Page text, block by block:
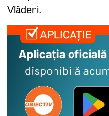
Vlădeni.